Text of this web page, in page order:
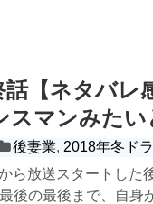
話【ネタバレ
スマンみたい
後妻業, 2018年冬ド
ら放送スタートした
後の最後まで、自身